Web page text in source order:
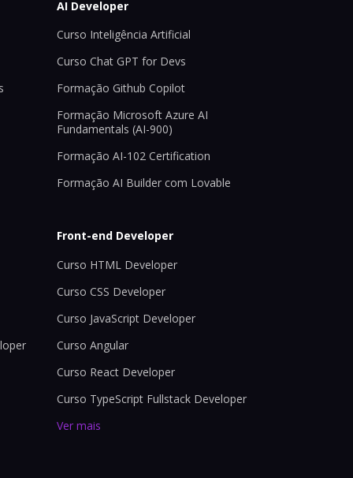
AI Developer
Curso Inteligência Artificial
Curso Chat GPT for Devs
Formação Github Copilot
Formação Microsoft Azure AI
Fundamentals (AI-900)
Formação AI-102 Certification
Formação AI Builder com Lovable
Front-end Developer
Curso HTML Developer
Curso CSS Developer
Curso JavaScript Developer
Curso Angular
Curso React Developer
Curso TypeScript Fullstack Developer
Ver mais